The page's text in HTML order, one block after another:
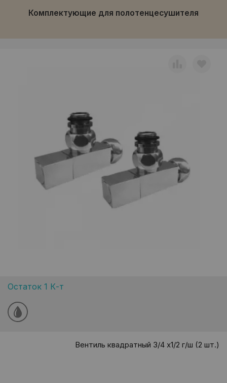
Комплектующие для полотенцесушителя
Остаток 1 К-т
Вентиль квадратный 3/4 х1/2 г/ш (2 шт.)